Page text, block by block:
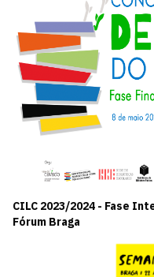
CILC 2023/2024 - Fase
Fórum Braga